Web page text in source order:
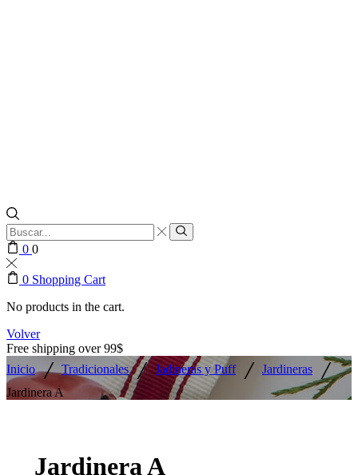
Search
input
Search
0 0
0 Shopping Cart
No products in the cart.
Volver
Free shipping over 99$
Inicio / Tradicionales / Jadineras y Puff / Jardineras /
Jardinera A
Jardinera A